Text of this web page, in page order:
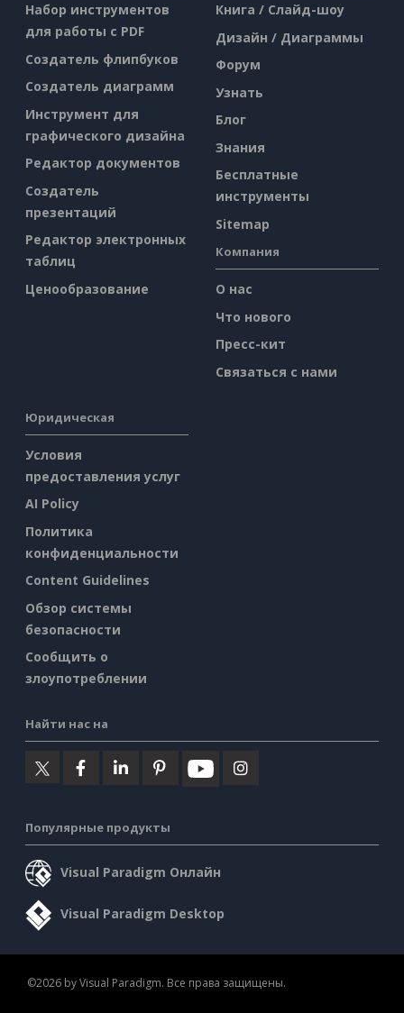
Набор инструментов
для работы с PDF
Создатель флипбуков
Создатель диаграмм
Инструмент для
графического дизайна
Редактор документов
Создатель
презентаций
Редактор электронных
таблиц
Ценообразование
Книга / Слайд-шоу
Дизайн / Диаграммы
Форум
Узнать
Блог
Знания
Бесплатные
инструменты
Sitemap
Компания
О нас
Что нового
Пресс-кит
Связаться с нами
Юридическая
Условия
предоставления услуг
AI Policy
Политика
конфиденциальности
Content Guidelines
Обзор системы
безопасности
Сообщить о
злоупотреблении
Найти нас на
Популярные продукты
Visual Paradigm Онлайн
Visual Paradigm Desktop
©2026 by Visual Paradigm. Все права защищены.